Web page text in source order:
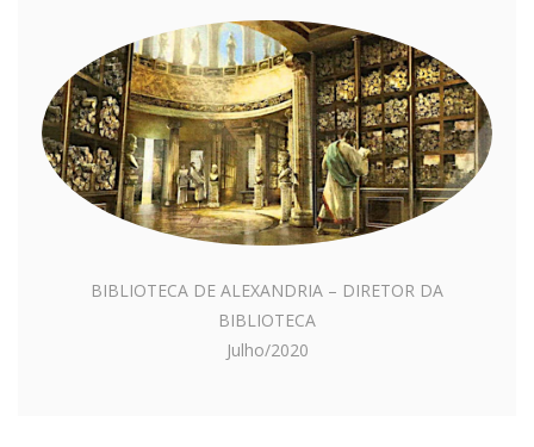
BIBLIOTECA DE ALEXANDRIA – DIRETOR DA
BIBLIOTECA
Julho/2020